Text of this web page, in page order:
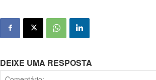
DEIXE UMA RESPOSTA